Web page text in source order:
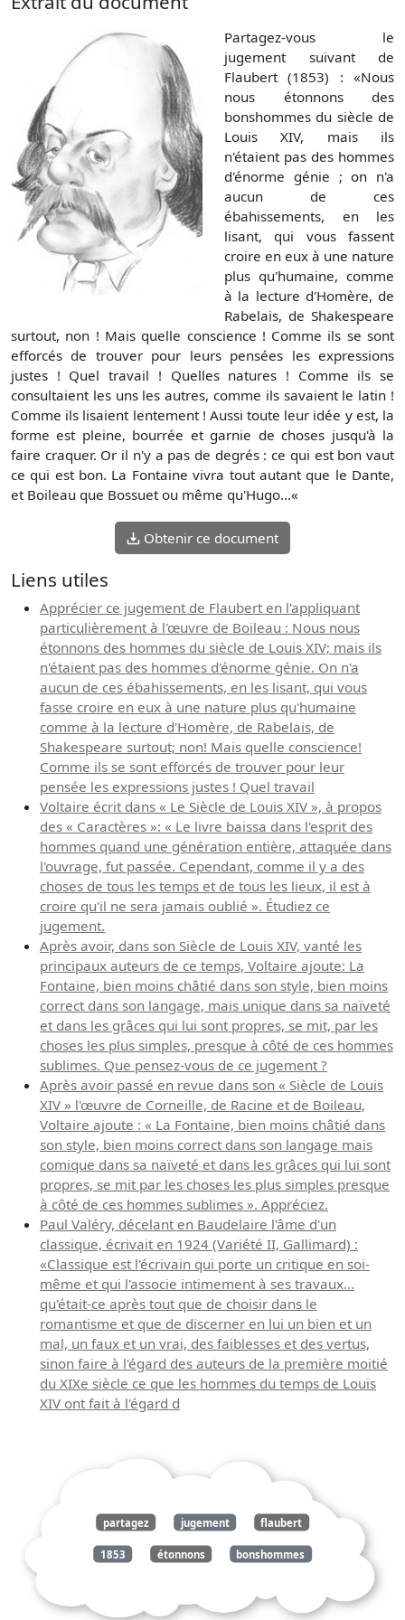
Partagez-vous le
jugement suivant de
Flaubert (1853) : «Nous
nous étonnons des
bonshommes du siècle de
Louis XIV, mais ils
n'étaient pas des hommes
d'énorme génie ; on n'a
aucun de ces
ébahissements, en les
lisant, qui vous fassent
croire en eux à une nature
plus qu'humaine, comme
à la lecture d'Homère, de
Rabelais, de Shakespeare
surtout, non ! Mais quelle conscience ! Comme ils se sont
efforcés de trouver pour leurs pensées les expressions
justes ! Quel travail ! Quelles natures ! Comme ils se
consultaient les uns les autres, comme ils savaient le latin !
Comme ils lisaient lentement ! Aussi toute leur idée y est, la
forme est pleine, bourrée et garnie de choses jusqu'à la
faire craquer. Or il n'y a pas de degrés : ce qui est bon vaut
ce qui est bon. La Fontaine vivra tout autant que le Dante,
et Boileau que Bossuet ou même qu'Hugo...«
Obtenir ce document
Liens utiles
Apprécier ce jugement de Flaubert en l'appliquant
particulièrement à l'œuvre de Boileau : Nous nous
étonnons des hommes du siècle de Louis XIV; mais ils
n'étaient pas des hommes d'énorme génie. On n'a
aucun de ces ébahissements, en les lisant, qui vous
fasse croire en eux à une nature plus qu'humaine
comme à la lecture d'Homère, de Rabelais, de
Shakespeare surtout; non! Mais quelle conscience!
Comme ils se sont efforcés de trouver pour leur
pensée les expressions justes ! Quel travail
Voltaire écrit dans « Le Siècle de Louis XIV », à propos
des « Caractères »: « Le livre baissa dans l'esprit des
hommes quand une génération entière, attaquée dans
l'ouvrage, fut passée. Cependant, comme il y a des
choses de tous les temps et de tous les lieux, il est à
croire qu'il ne sera jamais oublié ». Étudiez ce
jugement.
Après avoir, dans son Siècle de Louis XIV, vanté les
principaux auteurs de ce temps, Voltaire ajoute: La
Fontaine, bien moins châtié dans son style, bien moins
correct dans son langage, mais unique dans sa naïveté
et dans les grâces qui lui sont propres, se mit, par les
choses les plus simples, presque à côté de ces hommes
sublimes. Que pensez-vous de ce jugement ?
Après avoir passé en revue dans son « Siècle de Louis
XIV » l'œuvre de Corneille, de Racine et de Boileau,
Voltaire ajoute : « La Fontaine, bien moins châtié dans
son style, bien moins correct dans son langage mais
comique dans sa naïveté et dans les grâces qui lui sont
propres, se mit par les choses les plus simples presque
à côté de ces hommes sublimes ». Appréciez.
Paul Valéry, décelant en Baudelaire l'âme d'un
classique, écrivait en 1924 (Variété II, Gallimard) :
«Classique est l'écrivain qui porte un critique en soi-
même et qui l'associe intimement à ses travaux...
qu'était-ce après tout que de choisir dans le
romantisme et que de discerner en lui un bien et un
mal, un faux et un vrai, des faiblesses et des vertus,
sinon faire à l'égard des auteurs de la première moitié
du XIXe siècle ce que les hommes du temps de Louis
XIV ont fait à l'égard d
partagez jugement flaubert
1853 étonnons bonshommes